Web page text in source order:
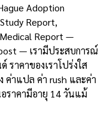
Adoption
Report,
Report —
— เรามีประสบการณ์
ราคาของเราโปร่งใส
ค่าแปล ค่า rush และค่า
ราคามีอายุ 14 วันแม้